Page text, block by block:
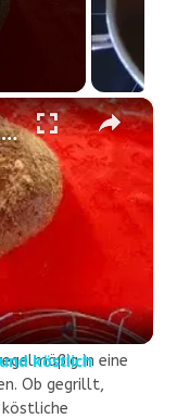
×
Sauerteig Brot backen - Schmackhaft und köstlich
köstlich
von
in eine
Ob gegrillt,